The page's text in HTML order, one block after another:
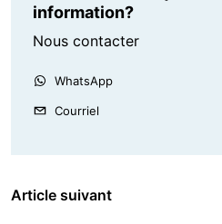
information?
Nous contacter
WhatsApp
Courriel
Article suivant